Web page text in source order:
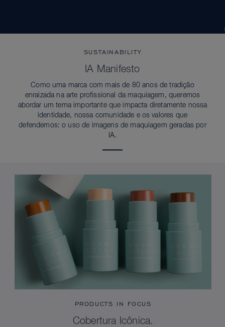
SUSTAINABILITY
IA Manifesto
Como uma marca com mais de 80 anos de tradição
enraizada na arte profissional da maquiagem, queremos
abordar um tema importante que impacta diretamente nossa
identidade, nossa comunidade e os valores que
defendemos: o uso de imagens de maquiagem geradas por
IA.
PRODUCTS IN FOCUS
Cobertura Icônica.